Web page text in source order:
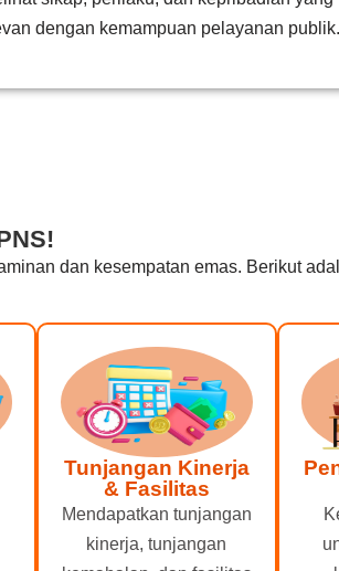
dengan kemampuan pelayanan publik.
dan kesempatan emas. Berikut
Tunjangan Kinerja
& Fasilitas
Mendapatkan tunjangan
kinerja, tunjangan